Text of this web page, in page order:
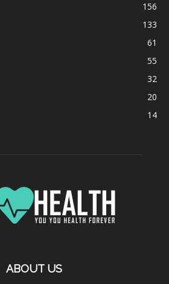
156
133
61
55
32
20
14
ABOUT US